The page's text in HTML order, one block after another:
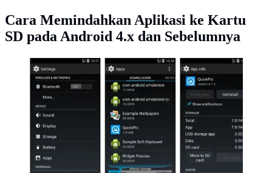
Cara Memindahkan Aplikasi ke Kartu
SD pada Android 4.x dan Sebelumnya